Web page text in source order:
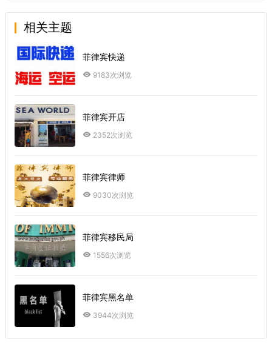
相关主题
菲律宾快递
9183次浏览
菲律宾开店
2352次浏览
菲律宾律师
9030次浏览
菲律宾移民局
1556次浏览
菲律宾黑名单
3944次浏览